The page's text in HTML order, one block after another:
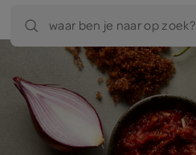
waar ben je naar op zoek?